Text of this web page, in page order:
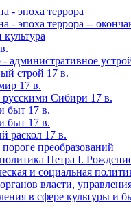
- эпоха террора
- эпоха террора --
административное
строй 17 в.
17 в.
Сибири 17 в.
быт 17 в.
быт 17 в.
раскол 17 в.
преобразований
Петра I.
и социальная
власти,
в сфере культуры и